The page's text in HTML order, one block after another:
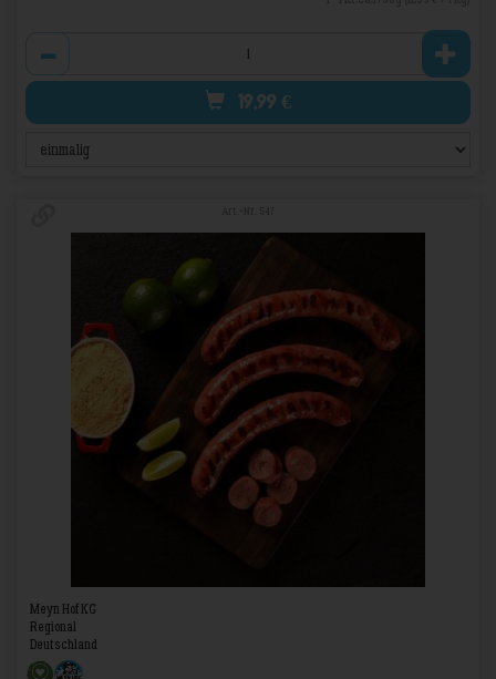
19,99 €
Meyn Hof KG
Regional
Deutschland